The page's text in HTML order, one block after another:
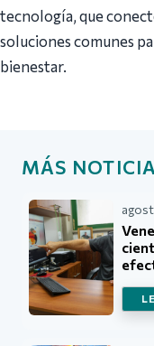
tecnología, que
soluciones comunes
bienestar.
MÁS